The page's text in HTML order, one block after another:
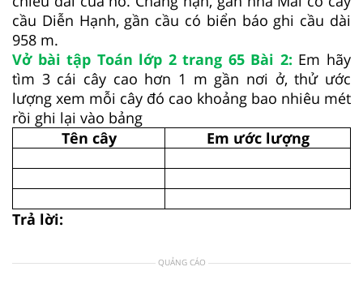
cầu Diễn Hạnh, gần cầu có biển báo ghi cầu dài
958 m.
Vở bài tập Toán lớp 2 trang 65 Bài 2: Em hãy
tìm 3 cái cây cao hơn 1 m gần nơi ở, thử ước
lượng xem mỗi cây đó cao khoảng bao nhiêu mét
rồi ghi lại vào bảng
Tên cây
Em ước lượng
Trả lời:
QUẢNG CÁO